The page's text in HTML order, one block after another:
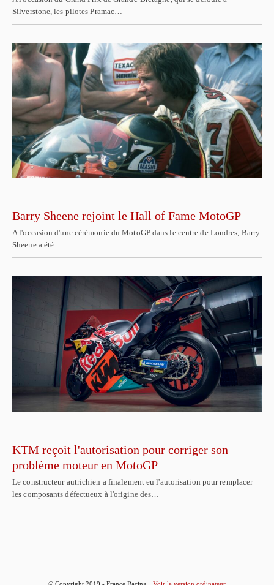
Silverstone, les pilotes Pramac…
Barry Sheene rejoint le Hall of Fame MotoGP
A l'occasion d'une cérémonie du MotoGP dans le centre de Londres, Barry
Sheene a été…
KTM reçoit l'autorisation pour corriger son
problème moteur en MotoGP
Le constructeur autrichien a finalement eu l'autorisation pour remplacer
les composants défectueux à l'origine des…